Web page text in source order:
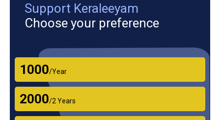
Support Keraleeyam
Choose your preference
₹1000/Year
₹2000/2 Years